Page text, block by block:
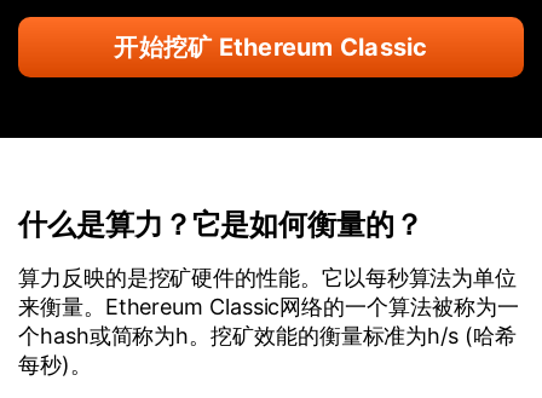
开始挖矿 Ethereum Classic
什么是算力？它是如何衡量的？
算力反映的是挖矿硬件的性能。它以每秒算法为单位
来衡量。Ethereum Classic网络的一个算法被称为一
个hash或简称为h。挖矿效能的衡量标准为h/s (哈希
每秒)。